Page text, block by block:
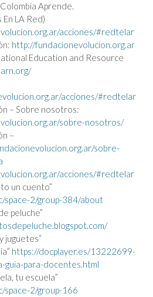
Aprende.
En LA Red)
acciones/#redtelar
http://fundacionevolucion.org.ar
Education and Resource
acciones/#redtelar
– Sobre nosotros:
sobre-nosotros/
–
sobre-
acciones/#redtelar
un cuento”
space-2/group-384/about
peluche”
juguetes”
https://docplayer.es/13222699-
guia-para-docentes.html
tu escuela”
space-2/group-166